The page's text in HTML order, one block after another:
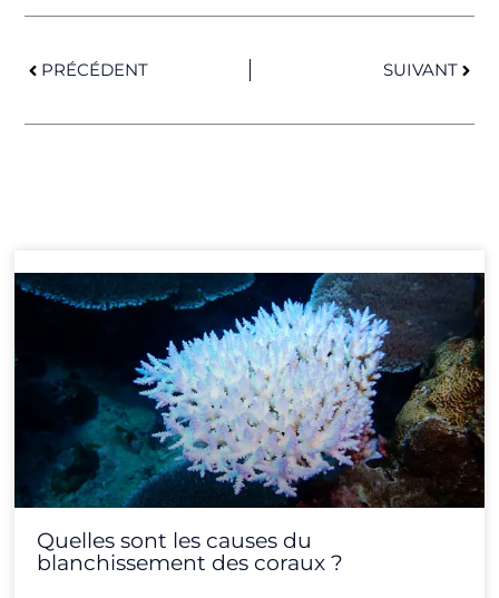
PRÉCÉDENT SUIVANT
Quelles sont les causes du
blanchissement des coraux ?